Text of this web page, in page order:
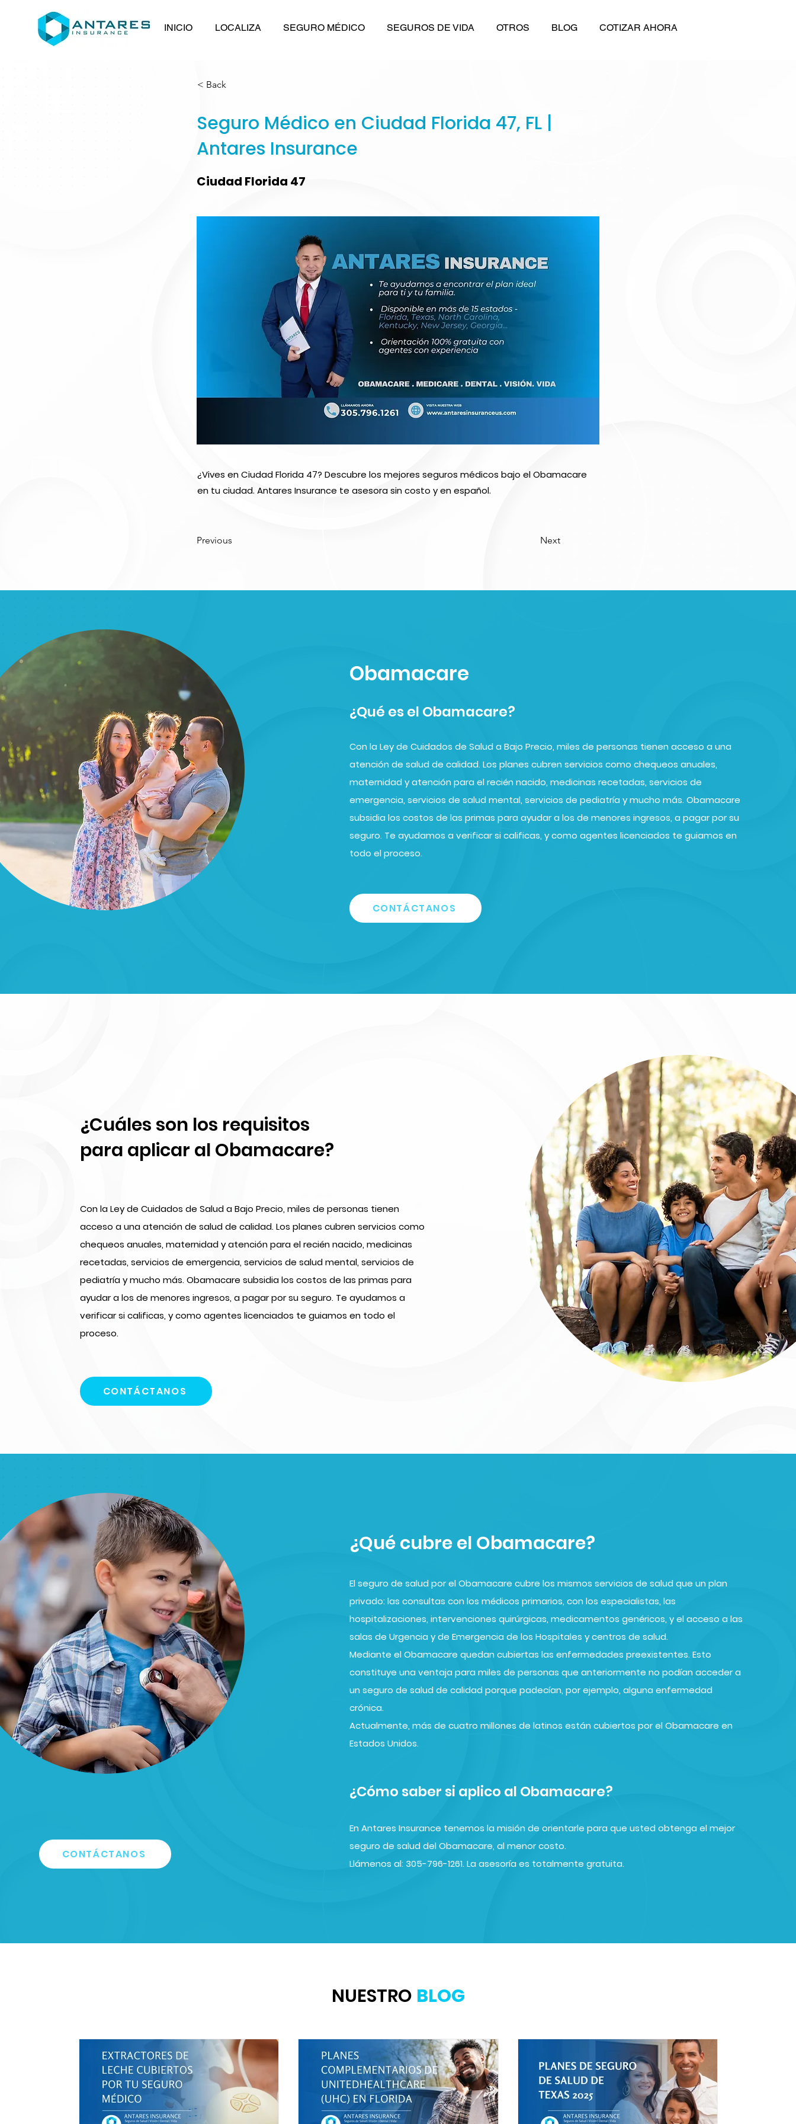
INICIO LOCALIZA SEGURO MÉDICO SEGUROS DE VIDA OTROS BLOG COTIZAR AHORA
< Back
Seguro Médico en Ciudad Florida 47, FL |
Antares Insurance
Ciudad Florida 47
¿Vives en Ciudad Florida 47? Descubre los mejores seguros médicos bajo el Obamacare
en tu ciudad. Antares Insurance te asesora sin costo y en español.
Previous Next
Obamacare
¿Qué es el Obamacare?
Con la Ley de Cuidados de Salud a Bajo Precio, miles de personas tienen acceso a una
atención de salud de calidad. Los planes cubren servicios como chequeos anuales,
maternidad y atención para el recién nacido, medicinas recetadas, servicios de
emergencia, servicios de salud mental, servicios de pediatría y mucho más. Obamacare
subsidia los costos de las primas para ayudar a los de menores ingresos, a pagar por su
seguro. Te ayudamos a verificar si calificas, y como agentes licenciados te guiamos en
todo el proceso.
CONTÁCTANOS
¿Cuáles son los requisitos
para aplicar al Obamacare?
Con la Ley de Cuidados de Salud a Bajo Precio, miles de personas tienen
acceso a una atención de salud de calidad. Los planes cubren servicios como
chequeos anuales, maternidad y atención para el recién nacido, medicinas
recetadas, servicios de emergencia, servicios de salud mental, servicios de
pediatría y mucho más. Obamacare subsidia los costos de las primas para
ayudar a los de menores ingresos, a pagar por su seguro. Te ayudamos a
verificar si calificas, y como agentes licenciados te guiamos en todo el
proceso.
CONTÁCTANOS
CONTÁCTANOS
¿Qué cubre el Obamacare?
El seguro de salud por el Obamacare cubre los mismos servicios de salud que un plan
privado: las consultas con los médicos primarios, con los especialistas, las
hospitalizaciones, intervenciones quirúrgicas, medicamentos genéricos, y el acceso a las
salas de Urgencia y de Emergencia de los Hospitales y centros de salud.
Mediante el Obamacare quedan cubiertas las enfermedades preexistentes. Esto
constituye una ventaja para miles de personas que anteriormente no podían acceder a
un seguro de salud de calidad porque padecían, por ejemplo, alguna enfermedad
crónica.
Actualmente, más de cuatro millones de latinos están cubiertos por el Obamacare en
Estados Unidos.
¿Cómo saber si aplico al Obamacare?
En Antares Insurance tenemos la misión de orientarle para que usted obtenga el mejor
seguro de salud del Obamacare, al menor costo.
Llámenos al: 305-796-1261. La asesoría es totalmente gratuita.
NUESTRO BLOG